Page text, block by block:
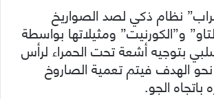
نظام ذكي لصد الصواريخ
و”الكورنيت” ومثيلاتها بواسطة
بتوجيه أشعة تحت الحمراء لرأس
الهدف فيتم تعمية الصاروخ
الجو.